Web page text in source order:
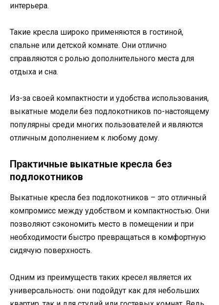
интерьера.
Такие кресла широко применяются в гостиной,
спальне или детской комнате. Они отлично
справляются с ролью дополнительного места для
отдыха и сна.
Из-за своей компактности и удобства использования,
выкатные модели без подлокотников по-настоящему
популярны среди многих пользователей и являются
отличным дополнением к любому дому.
Практичные выкатные кресла без
подлокотников
Выкатные кресла без подлокотников – это отличный
компромисс между удобством и компактностью. Они
позволяют сэкономить место в помещении и при
необходимости быстро превращаться в комфортную
сидячую поверхность.
Одним из преимуществ таких кресел является их
универсальность: они подойдут как для небольших